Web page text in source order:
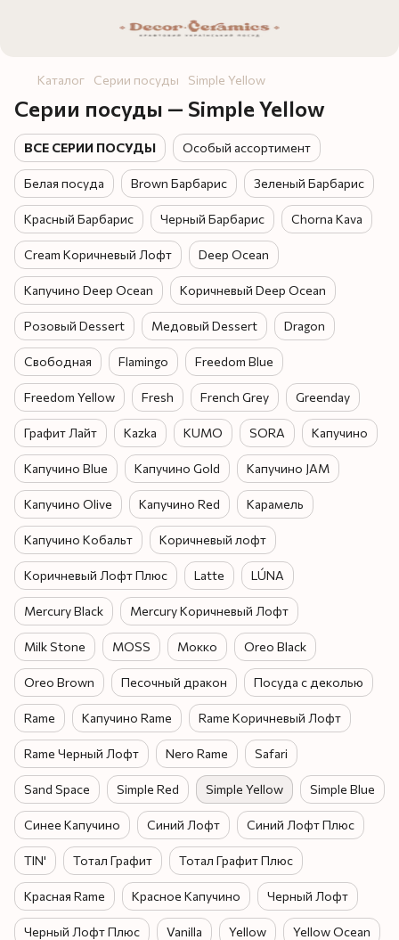
Каталог Серии посуды Simple Yellow
Серии посуды — Simple Yellow
ВСЕ СЕРИИ ПОСУДЫ Особый ассортимент
Белая посуда Brown Барбарис Зеленый Барбарис
Красный Барбарис Черный Барбарис Chorna Kava
Cream Коричневый Лофт Deep Ocean
Капучино Deep Ocean Коричневый Deep Ocean
Розовый Dessert Медовый Dessert Dragon
Свободная Flamingo Freedom Blue
Freedom Yellow Fresh French Grey Greenday
Графит Лайт Kazka KUMO SORA Капучино
Капучино Blue Капучино Gold Капучино JAM
Капучино Olive Капучино Red Карамель
Капучино Кобальт Коричневый лофт
Коричневый Лофт Плюс Latte LÚNA
Mercury Black Mercury Коричневый Лофт
Milk Stone MOSS Мокко Oreo Black
Oreo Brown Песочный дракон Посуда с деколью
Rame Капучино Rame Rame Коричневый Лофт
Rame Черный Лофт Nero Rame Safari
Sand Space Simple Red Simple Yellow Simple Blue
Синее Капучино Синий Лофт Синий Лофт Плюс
TIN' Тотал Графит Тотал Графит Плюс
Красная Rame Красное Капучино Черный Лофт
Черный Лофт Плюс Vanilla Yellow Yellow Ocean